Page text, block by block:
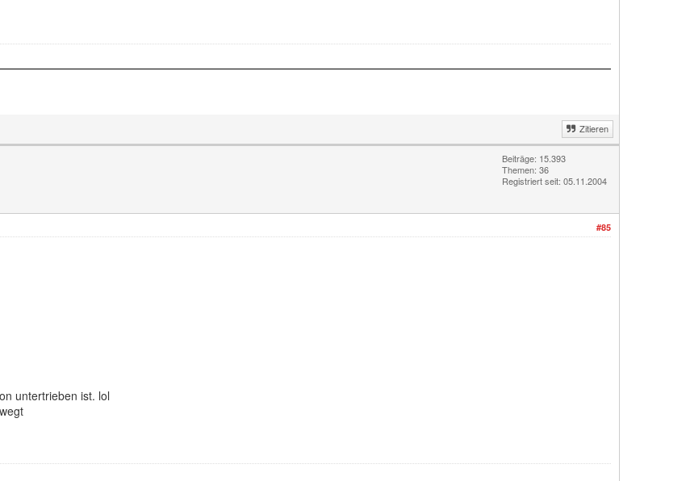
Zitieren
Beiträge: 15.393
Themen: 36
Registriert seit: 05.11.2004
#85
untertrieben ist. lol